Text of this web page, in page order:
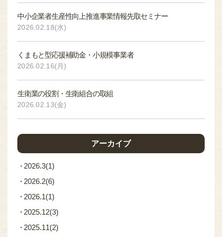
中小企業者生産性向上推進事業情報先取セミナー
2026.02.18(水)
くまもと型応援補助金・小規模事業者
2026.02.16(月)
生衛業の役割・生衛組合の取組
2026.02.13(金)
アーカイブ
2026.3(1)
2026.2(6)
2026.1(1)
2025.12(3)
2025.11(2)